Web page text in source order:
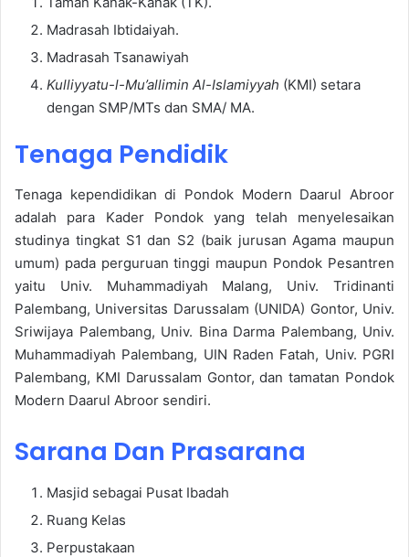
Madrasah Ibtidaiyah.
Madrasah Tsanawiyah
Kulliyyatu-l-Mu’allimin Al-Islamiyyah (KMI) setara
dengan SMP/MTs dan SMA/ MA.
Tenaga Pendidik
Tenaga kependidikan di Pondok Modern Daarul Abroor
adalah para Kader Pondok yang telah menyelesaikan
studinya tingkat S1 dan S2 (baik jurusan Agama maupun
umum) pada perguruan tinggi maupun Pondok Pesantren
yaitu Univ. Muhammadiyah Malang, Univ. Tridinanti
Palembang, Universitas Darussalam (UNIDA) Gontor, Univ.
Sriwijaya Palembang, Univ. Bina Darma Palembang, Univ.
Muhammadiyah Palembang, UIN Raden Fatah, Univ. PGRI
Palembang, KMI Darussalam Gontor, dan tamatan Pondok
Modern Daarul Abroor sendiri.
Sarana Dan Prasarana
Masjid sebagai Pusat Ibadah
Ruang Kelas
Perpustakaan